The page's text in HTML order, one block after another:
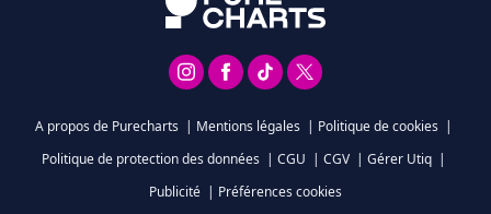
A propos de Purecharts | Mentions légales | Politique de cookies |
Politique de protection des données | CGU | CGV | Gérer Utiq |
Publicité | Préférences cookies